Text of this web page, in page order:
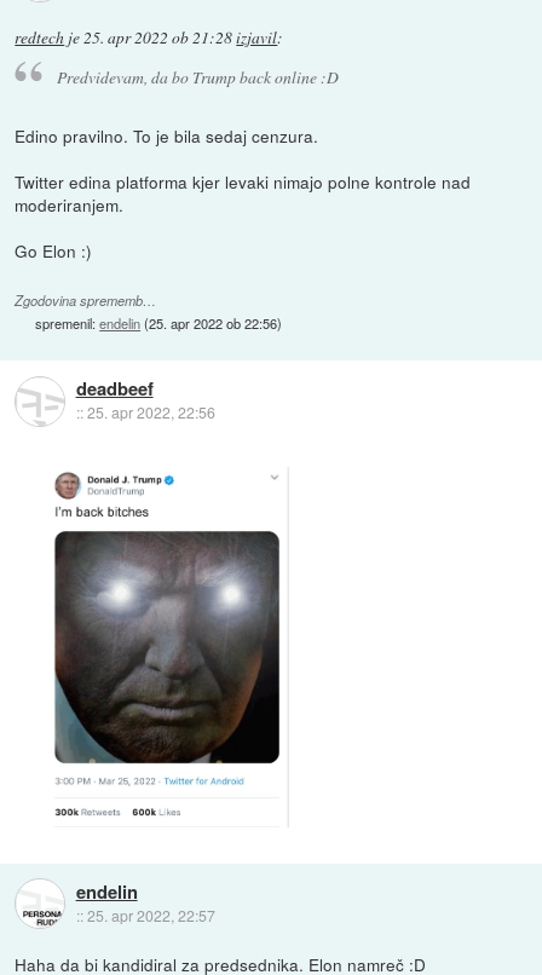
redtech je 25. apr 2022 ob 21:28izjavil:
Predvidevam, da bo Trump back online :D
Edino pravilno. To je bila sedaj cenzura.
Twitter edina platforma kjer levaki nimajo polne kontrole nad
moderiranjem.
Go Elon :)
Zgodovina sprememb…
spremenil:endelin(25. apr 2022 ob 22:56)
deadbeef
::25. apr 2022, 22:56
endelin
::25. apr 2022, 22:57
Haha da bi kandidiral za predsednika. Elon namreč :D